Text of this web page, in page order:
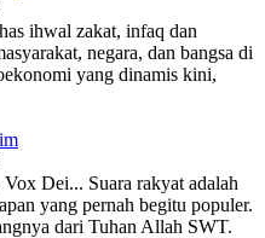
ihwal zakat, infaq dan
negara, dan bangsa di
yang dinamis kini,
Dei... Suara rakyat adalah
yang pernah begitu populer.
dari Tuhan Allah SWT.